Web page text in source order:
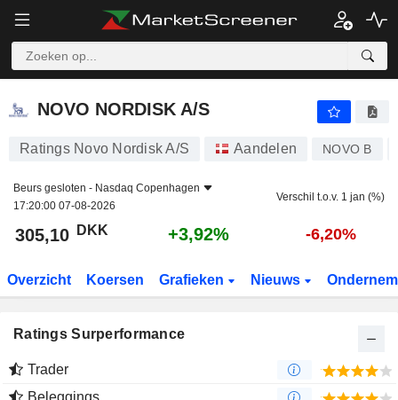
NOVO NORDISK A/S
NOVO NORDISK A/S
Ratings Novo Nordisk A/S Aandelen NOVO B
Beurs gesloten - Nasdaq Copenhagen
17:20:00 07-08-2026
Verschil t.o.v. 1 jan (%)
305,10 DKK +3,92% -6,20%
Overzicht Koersen Grafieken Nieuws
Ratings Surperformance
Trader
Beleggings